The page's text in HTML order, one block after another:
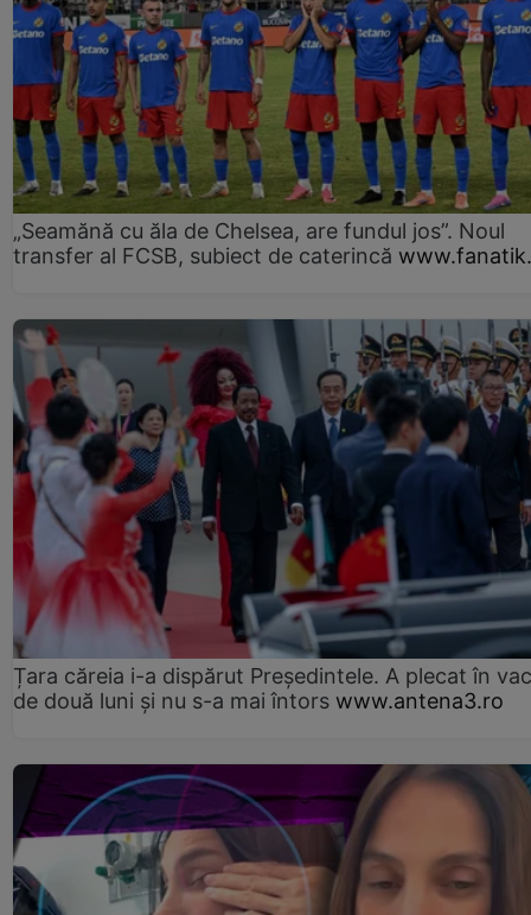
„Seamănă cu ăla de Chelsea, are fundul jos”. Noul
transfer al FCSB, subiect de caterincă
Țara căreia i-a dispărut Președintele. A plecat în
de două luni și nu s-a mai întors www.antena3.ro